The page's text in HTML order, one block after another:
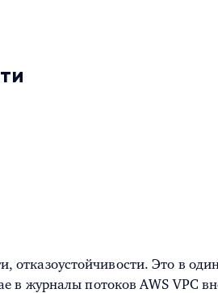
отказоустойчивости. Это в
в журналы потоковAWS VPC